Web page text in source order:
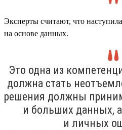
Эксперты считают, что
на основе данных.
Это одна из
должна стать
решения должны
и больших данных,
и личных